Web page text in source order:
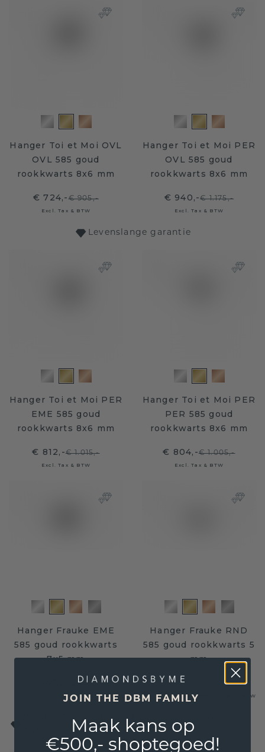
Hanger Toi et Moi OVL
OVL 585 goud
rookkwarts 8x6 mm
€ 724,-€ 905,-
Excl. Tax & BTW
Hanger Toi et Moi PER
OVL 585 goud
rookkwarts 8x6 mm
€ 940,-€ 1.175,-
Excl. Tax & BTW
Levenslange garantie
Hanger Toi et Moi PER
EME 585 goud
rookkwarts 8x6 mm
€ 812,-€ 1.015,-
Excl. Tax & BTW
Hanger Toi et Moi PER
PER 585 goud
rookkwarts 8x6 mm
€ 804,-€ 1.005,-
Excl. Tax & BTW
Hanger Frauke EME
585 goud rookkwarts
7x5 mm
€ 809,-
Excl. Tax & BTW
Hanger Frauke RND
585 goud rookkwarts 5
mm
€ 508,-€ 635,- Excl. Tax & BTW
Ontdek ons brede scala aan kettingen of
ontwerp zelf de juiste hanger!
JOIN THE DBM FAMILY
Maak kans op
€500,- shoptegoed!